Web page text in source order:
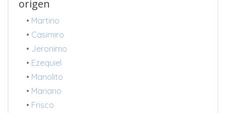
origen
• Martino
• Casimiro
• Jeronimo
• Ezequiel
• Manolito
• Mariano
• Frisco